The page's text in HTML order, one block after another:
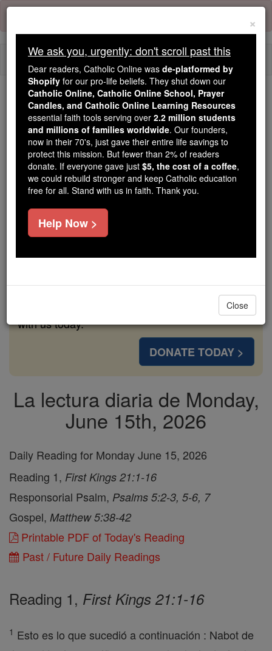
Skip
content
Because of You, 2.2 Million
Students Are Being Formed in the
Faith
Because of generous supporters like you,
Catholic Online School has already delivered
free, faithful Catholic education to over 2.2
million students across 193 countries. In an age
of noise and algorithms, you are helping form
souls with truth, prayer, Scripture, and Christ.
If everyone who reads this gave just $5 — the
families and keep this life-changing formation
free for all. Be Courageous. Be Catholic. Stand
with us today.
DONATE TODAY >
La lectura diaria de Monday,
June 15th, 2026
Daily Reading for Monday June 15, 2026
Reading 1, First Kings 21:1-16
Responsorial Psalm, Psalms 5:2-3, 5-6, 7
Gospel, Matthew 5:38-42
Printable PDF of Today's Reading
Past / Future Daily Readings
Reading 1, First Kings 21:1-16
1 Esto es lo que sucedió a continuación : Nabot de
×
We ask you, urgently: don't scroll past this
Dear readers, Catholic Online was de-platformed by
Shopify for our pro-life beliefs. They shut down our
Catholic Online, Catholic Online School, Prayer
Candles, and Catholic Online Learning Resources
essential faith tools serving over 2.2 million students
and millions of families worldwide. Our founders,
now in their 70's, just gave their entire life savings to
protect this mission. But fewer than 2% of readers
donate. If everyone gave just $5, the cost of a coffee,
we could rebuild stronger and keep Catholic education
free for all. Stand with us in faith. Thank you.
Help Now >
Close